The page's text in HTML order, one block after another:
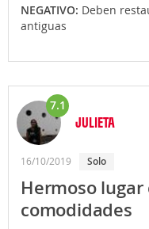
NEGATIVO: Deben
antiguas
7.1
JULIETA
16/10/2019 solo
Hermoso
comodidades